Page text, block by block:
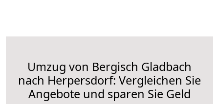
Umzug von Bergisch Gladbach
nach Herpersdorf: Vergleichen Sie
Angebote und sparen Sie Geld